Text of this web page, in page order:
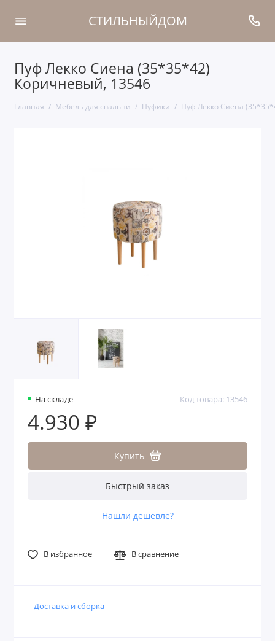
СТИЛЬНЫЙДОМ
Пуф Лекко Сиена (35*35*42)
Коричневый, 13546
Главная Мебель для спальни Пуфики Пуф Лекко Сиена
На складе Код товара: 13546
4.930 ₽
Купить
Быстрый заказ
Нашли дешевле?
В избранное В сравнение
Доставка и сборка